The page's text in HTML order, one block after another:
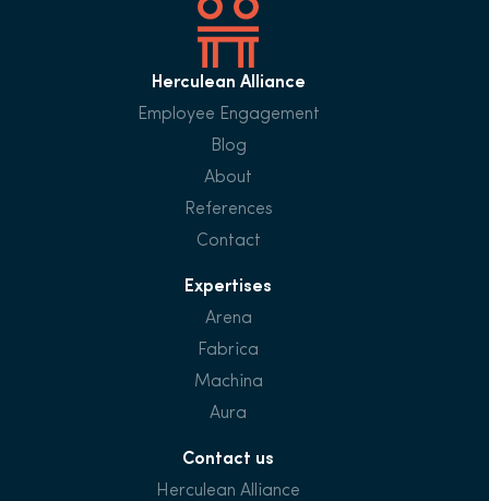
Herculean Alliance
Employee Engagement
Blog
About
References
Contact
Expertises
Arena
Fabrica
Machina
Aura
Contact us
Herculean Alliance